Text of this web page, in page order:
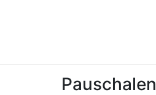
Pauschalen